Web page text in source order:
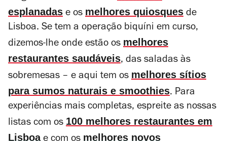
esplanadas e os melhores quiosques de
Lisboa. Se tem a operação biquíni em curso,
dizemos-lhe onde estão os melhores
restaurantes saudáveis, das saladas às
sobremesas – e aqui tem os melhores sítios
para sumos naturais e smoothies. Para
experiências mais completas, espreite as nossas
listas com os 100 melhores restaurantes em
Lisboa
melhores novos